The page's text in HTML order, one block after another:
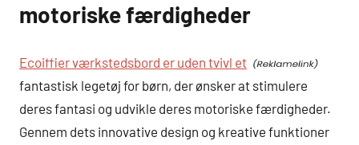
motoriske færdigheder
Ecoiffier værkstedsbord er uden tvivl et
fantastisk legetøj for børn, der ønsker at stimulere
deres fantasi og udvikle deres motoriske færdigheder.
Gennem dets innovative design og kreative funktioner